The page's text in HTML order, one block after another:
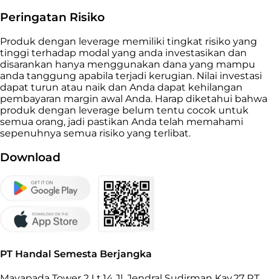
Peringatan Risiko
Produk dengan leverage memiliki tingkat risiko yang
tinggi terhadap modal yang anda investasikan dan
disarankan hanya menggunakan dana yang mampu
anda tanggung apabila terjadi kerugian. Nilai investasi
dapat turun atau naik dan Anda dapat kehilangan
pembayaran margin awal Anda. Harap diketahui bahwa
produk dengan leverage belum tentu cocok untuk
semua orang, jadi pastikan Anda telah memahami
sepenuhnya semua risiko yang terlibat.
Download
PT Handal Semesta Berjangka